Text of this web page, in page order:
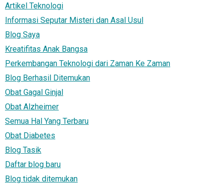
Artikel Teknologi
Informasi Seputar Misteri dan Asal Usul
Blog Saya
Kreatifitas Anak Bangsa
Perkembangan Teknologi dari Zaman Ke Zaman
Blog Berhasil Ditemukan
Obat Gagal Ginjal
Obat Alzheimer
Semua Hal Yang Terbaru
Obat Diabetes
Blog Tasik
Daftar blog baru
Blog tidak ditemukan